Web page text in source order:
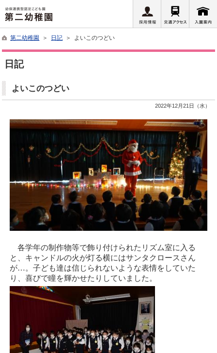
第二幼稚園 ＞ 日記 ＞ よいこのつどい
日記
よいこのつどい
2022年12月21日（水）
各学年の制作物等で飾り付けられたリズム室に入る
と、キャンドルの火が灯る横にはサンタクロースさん
が…。子ども達は信じられないような表情をしていた
り、喜びで瞳を輝かせたりしていました。